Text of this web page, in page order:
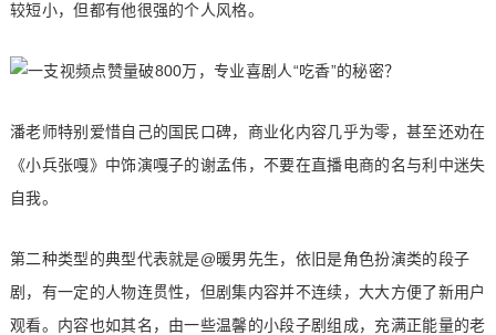
较短小，但都有他很强的个人风格。
潘老师特别爱惜自己的国民口碑，商业化内容几乎为零，甚至还劝在
《小兵张嘎》中饰演嘎子的谢孟伟，不要在直播电商的名与利中迷失
自我。
第二种类型的典型代表就是@暖男先生，依旧是角色扮演类的段子
剧，有一定的人物连贯性，但剧集内容并不连续，大大方便了新用户
观看。内容也如其名，由一些温馨的小段子剧组成，充满正能量的老